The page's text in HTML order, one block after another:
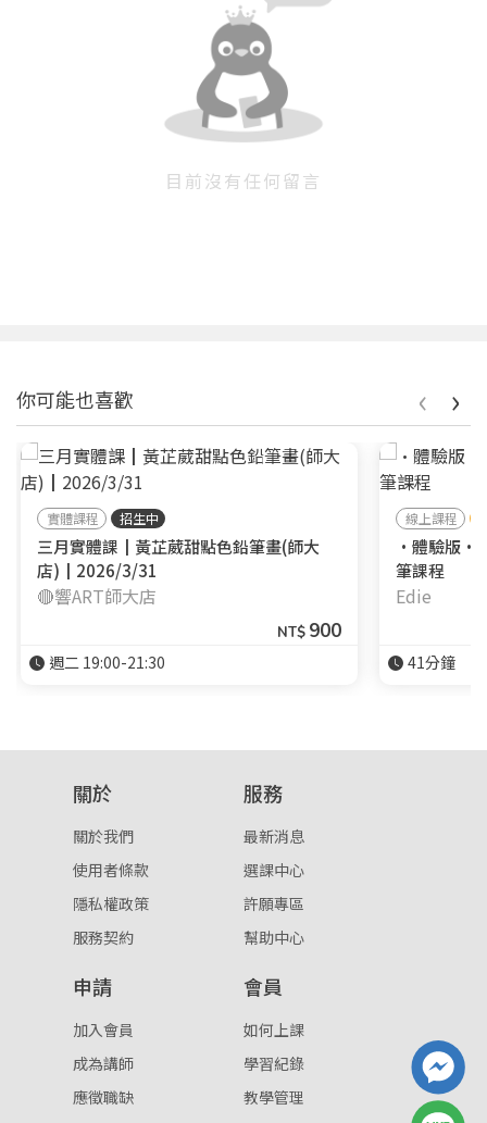
目前沒有任何留言
你可能也喜歡
實體課程 招生中
三月實體課┃黃芷葳甜點色鉛筆畫(師大
店)┃2026/3/31
🔴響ART師大店
NT$ 900
週二 19:00-21:30
線上課程
•體驗版•
筆課程
Edie
41分鐘
‹ ›
關於
關於我們
使用者條款
隱私權政策
服務契約
服務
最新消息
選課中心
許願專區
幫助中心
申請
加入會員
成為講師
應徵職缺
會員
如何上課
學習紀錄
教學管理